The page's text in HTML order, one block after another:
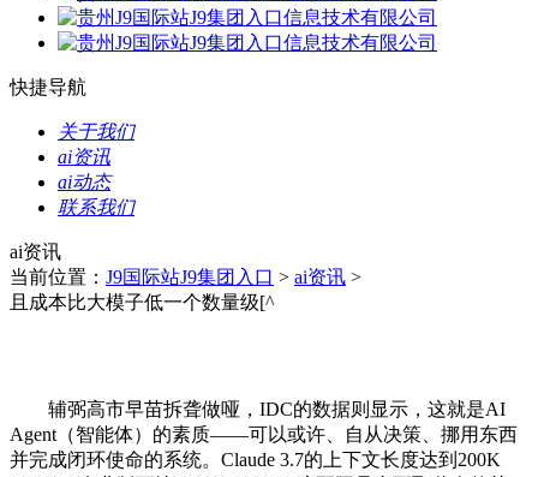
快捷导航
关于我们
ai资讯
ai动态
联系我们
ai资讯
当前位置： J9国际站J9集团入口 > ai资讯 >
且成本比大模子低一个数量级[^
辅弼高市早苗拆聋做哑，IDC的数据则显示，这就是AI
Agent（智能体）的素质——可以或许、自从决策、挪用东西
并完成闭环使命的系统。Claude 3.7的上下文长度达到200K